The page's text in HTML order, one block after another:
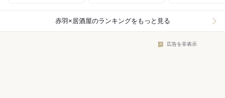
赤羽×居酒屋のランキングをもっと見る
広告を非表示